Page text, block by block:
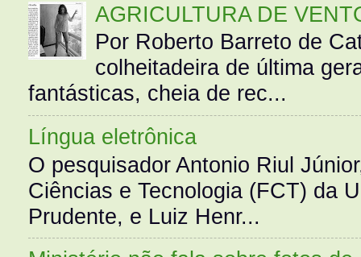
AGRICULTURA DE
Por Roberto Barreto de
colheitadeira de última
fantásticas, cheia de rec...
Língua eletrônica
O pesquisador Antonio Riul
Ciências e Tecnologia (FCT) da
Prudente, e Luiz Henr...